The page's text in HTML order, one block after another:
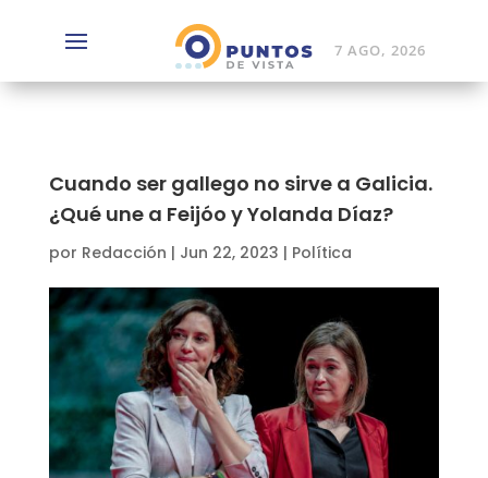
7 AGO, 2026
Cuando ser gallego no sirve a Galicia.
¿Qué une a Feijóo y Yolanda Díaz?
por Redacción | Jun 22, 2023 | Política